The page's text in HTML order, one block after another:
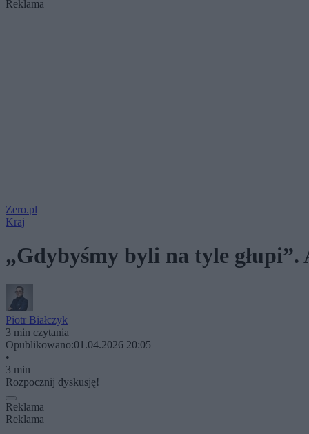
Reklama
Zero.pl
Kraj
„Gdybyśmy byli na tyle
Piotr Białczyk
3 min czytania
Opublikowano:01.04.2026 20:05
•
3 min
Rozpocznij dyskusję!
Reklama
Reklama